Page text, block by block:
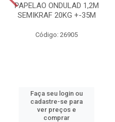
PAPELAO ONDULAD 1,2M
SEMIKRAF 20KG +-35M
Código: 26905
Faça seu login ou
cadastre-se para
ver preços e
comprar